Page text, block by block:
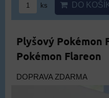
ks DO
Plyšový Pokémon
Pokémon Flareon
DOPRAVA ZDARMA